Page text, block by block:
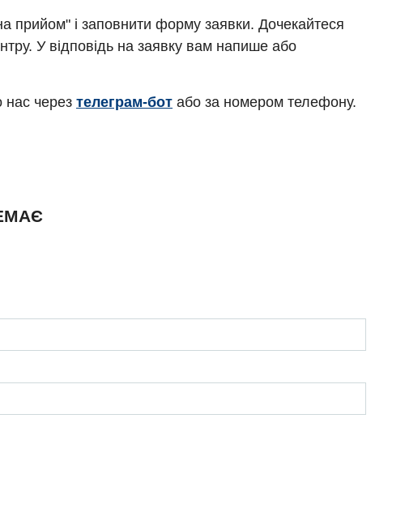
прийом" і заповнити форму заявки. Дочекайтеся
У відповідь на заявку вам напише або
нас через телеграм-бот або за номером телефону.